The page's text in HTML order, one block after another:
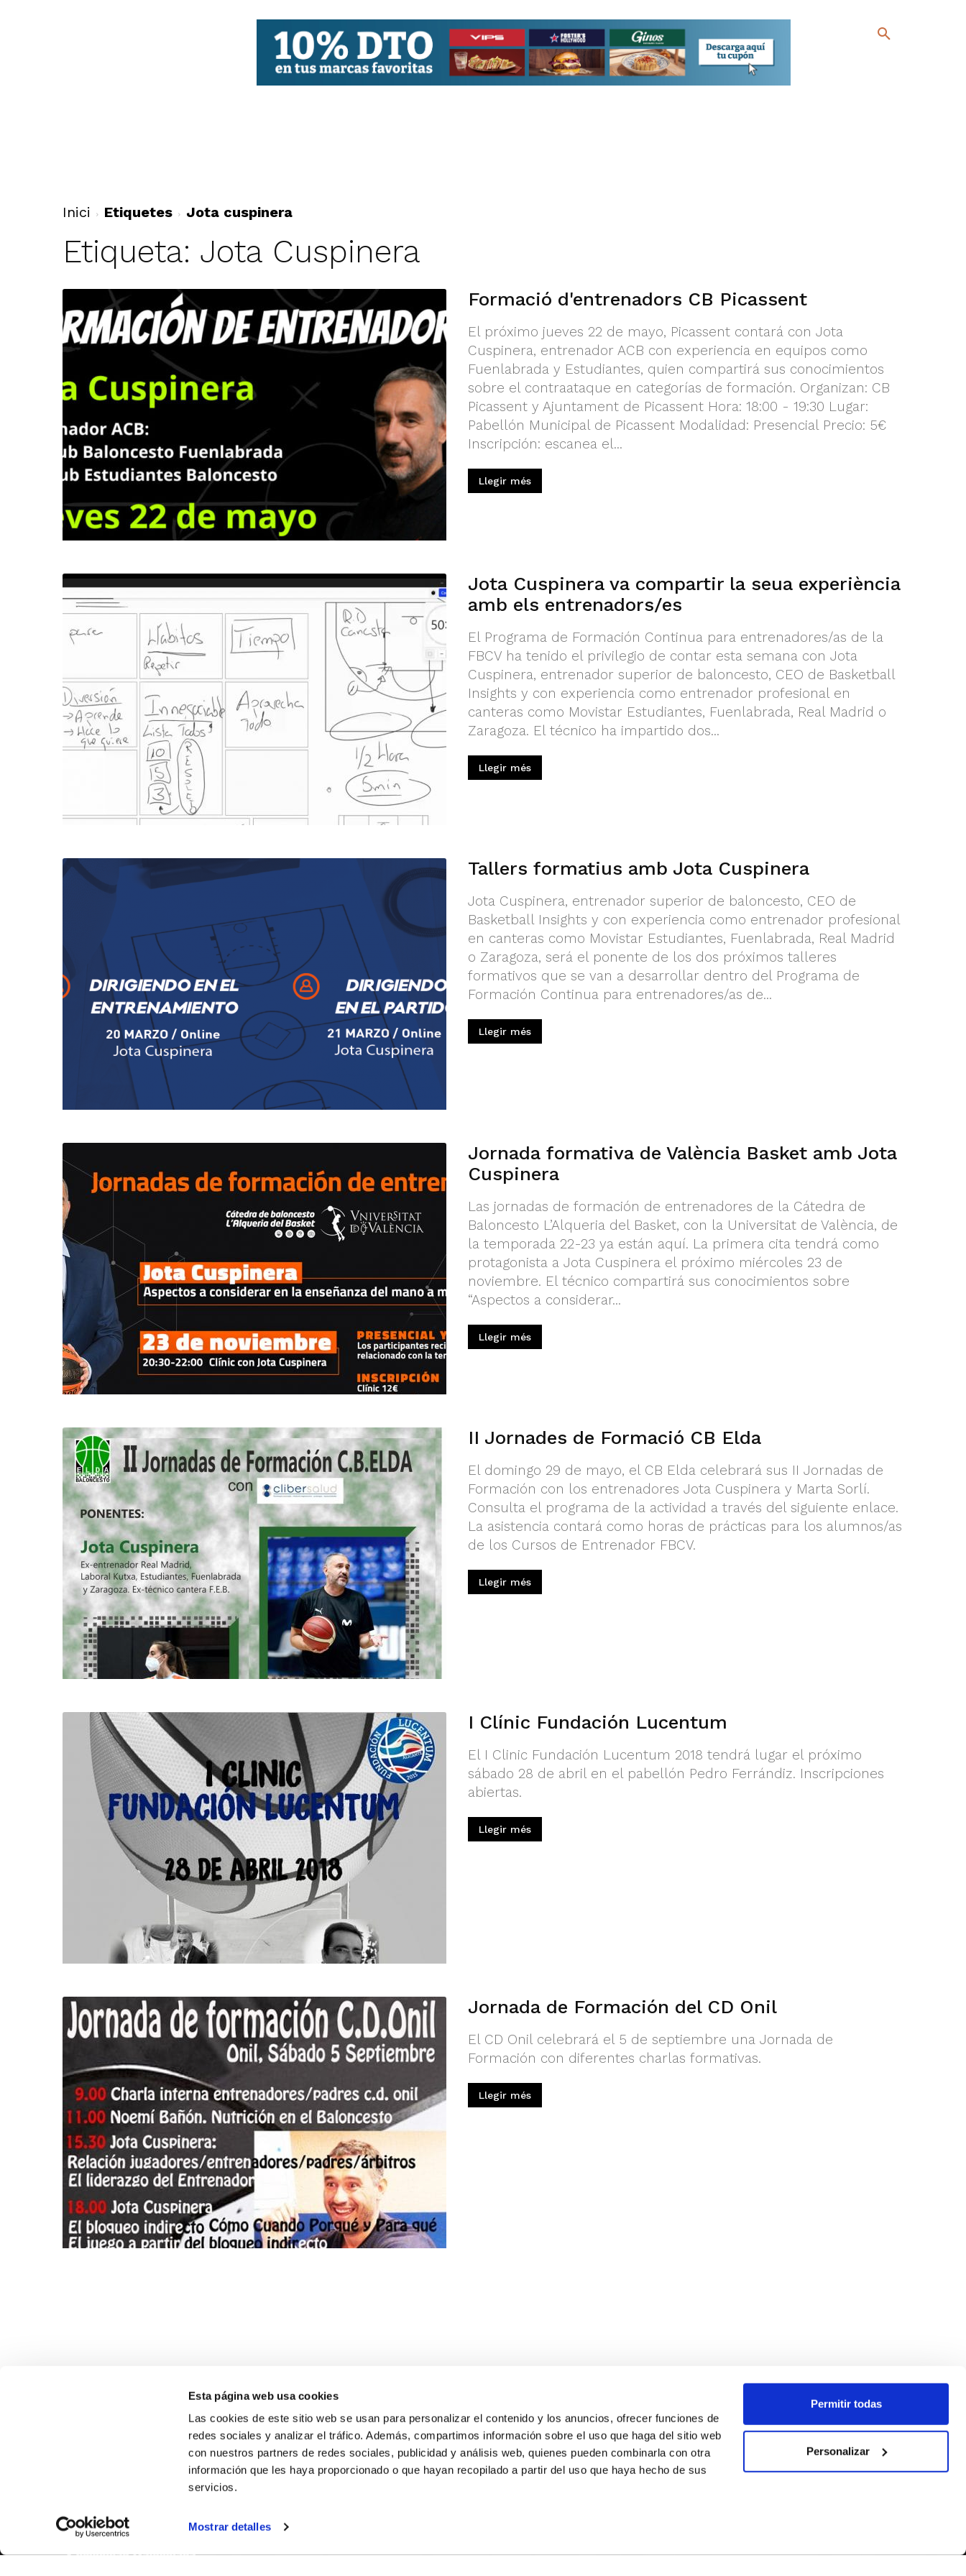
Esta página web usa cookies
Las cookies de este sitio web se usan para personalizar el contenido y los anuncios, ofrecer funciones de
redes sociales y analizar el tráfico. Además, compartimos información sobre el uso que haga del sitio web
con nuestros partners de redes sociales, publicidad y análisis web, quienes pueden combinarla con otra
información que les haya proporcionado o que hayan recopilado a partir del uso que haya hecho de sus
servicios.
Mostrar detalles
Permitir todas
Personalizar
Inici Etiquetes Jota cuspinera
Etiqueta: Jota Cuspinera
Formació d'entrenadors CB Picassent
El próximo jueves 22 de mayo, Picassent contará con Jota
Cuspinera, entrenador ACB con experiencia en equipos como
Fuenlabrada y Estudiantes, quien compartirá sus conocimientos
sobre el contraataque en categorías de formación. Organizan: CB
Picassent y Ajuntament de Picassent Hora: 18:00 - 19:30 Lugar:
Pabellón Municipal de Picassent Modalidad: Presencial Precio: 5€
Inscripción: escanea el...
Llegir més
Jota Cuspinera va compartir la seua experiència
amb els entrenadors/es
El Programa de Formación Continua para entrenadores/as de la
FBCV ha tenido el privilegio de contar esta semana con Jota
Cuspinera, entrenador superior de baloncesto, CEO de Basketball
Insights y con experiencia como entrenador profesional en
canteras como Movistar Estudiantes, Fuenlabrada, Real Madrid o
Zaragoza. El técnico ha impartido dos...
Llegir més
Tallers formatius amb Jota Cuspinera
Jota Cuspinera, entrenador superior de baloncesto, CEO de
Basketball Insights y con experiencia como entrenador profesional
en canteras como Movistar Estudiantes, Fuenlabrada, Real Madrid
o Zaragoza, será el ponente de los dos próximos talleres
formativos que se van a desarrollar dentro del Programa de
Formación Continua para entrenadores/as de...
Llegir més
Jornada formativa de València Basket amb Jota
Cuspinera
Las jornadas de formación de entrenadores de la Cátedra de
Baloncesto L’Alqueria del Basket, con la Universitat de València, de
la temporada 22-23 ya están aquí. La primera cita tendrá como
protagonista a Jota Cuspinera el próximo miércoles 23 de
noviembre. El técnico compartirá sus conocimientos sobre
“Aspectos a considerar...
Llegir més
II Jornades de Formació CB Elda
El domingo 29 de mayo, el CB Elda celebrará sus II Jornadas de
Formación con los entrenadores Jota Cuspinera y Marta Sorlí.
Consulta el programa de la actividad a través del siguiente enlace.
La asistencia contará como horas de prácticas para los alumnos/as
de los Cursos de Entrenador FBCV.
Llegir més
I Clínic Fundación Lucentum
El I Clinic Fundación Lucentum 2018 tendrá lugar el próximo
sábado 28 de abril en el pabellón Pedro Ferrándiz. Inscripciones
abiertas.
Llegir més
Jornada de Formación del CD Onil
El CD Onil celebrará el 5 de septiembre una Jornada de
Formación con diferentes charlas formativas.
Llegir més
SOBRE NOSALTRES
VALÈNCIA
SEGUEIX-NOS